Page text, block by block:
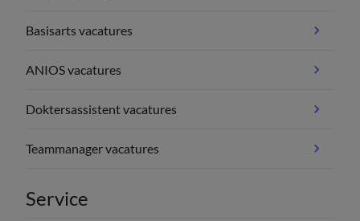
Basisarts vacatures
ANIOS vacatures
Doktersassistent vacatures
Teammanager vacatures
Service